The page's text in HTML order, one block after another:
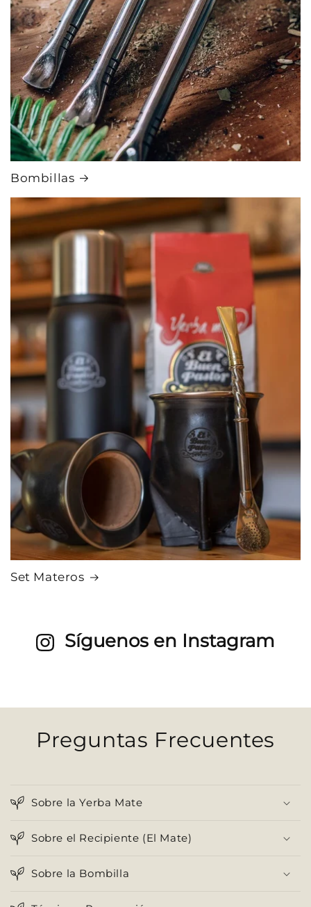
Bombillas
Set Materos
Síguenos en Instagram
Preguntas Frecuentes
Sobre la Yerba Mate
Sobre el Recipiente (El Mate)
Sobre la Bombilla